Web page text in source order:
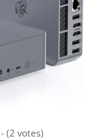
(2 votes)